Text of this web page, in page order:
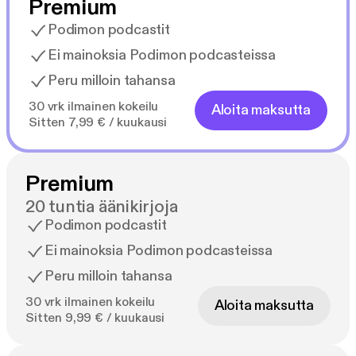
Näihin kysymyksiin kirjan kirjoittaja Linda Rantanen
etsii vastauksia poliisin asiakirjojen sekä omaisten ja
asiantuntijahaastattelujen avulla. Rantanen on
kirjoittanut aiemmin julkaistut kirjat Rikosten Rauma
ja Musta Raivo.
Premium
Podimon podcastit
Ei mainoksia Podimon podcasteissa
Peru milloin tahansa
30 vrk ilmainen kokeilu
Sitten 7,99 € / kuukausi
Aloita maksutta
Premium
20 tuntia äänikirjoja
Podimon podcastit
Ei mainoksia Podimon podcasteissa
Peru milloin tahansa
30 vrk ilmainen kokeilu
Sitten 9,99 € / kuukausi
Aloita maksutta